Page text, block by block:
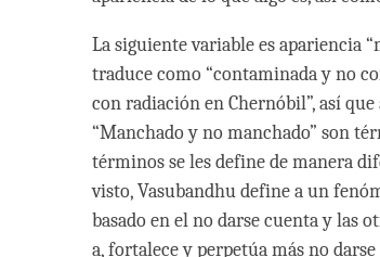
La siguiente variable es apariencia
traduce como “contaminada y no
con radiación en Chernóbil”, así
“Manchado y no manchado” son
términos se les define de manera
visto, Vasubandhu define a un
basado en el no darse cuenta y las
a, fortalece y perpetúa más no